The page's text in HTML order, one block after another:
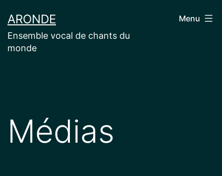
au
contenu
ARONDE
Ensemble vocal de chants du
monde
Menu
Médias